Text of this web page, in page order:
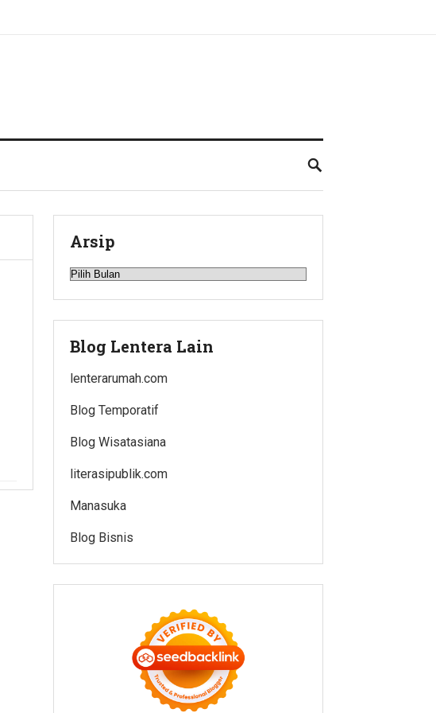
Arsip
Arsip
Blog Lentera Lain
lenterarumah.com
Blog Temporatif
Blog Wisatasiana
literasipublik.com
Manasuka
Blog Bisnis